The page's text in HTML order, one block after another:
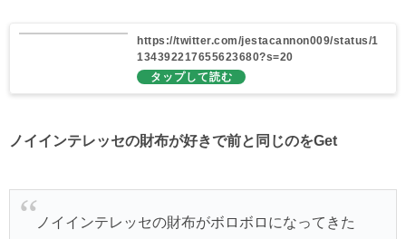
https://twitter.com/jestacannon009/status/1
134392217655623680?s=20
ノイインテレッセの財布が好きで前と同じのをGet
ノイインテレッセの財布がボロボロになってきた